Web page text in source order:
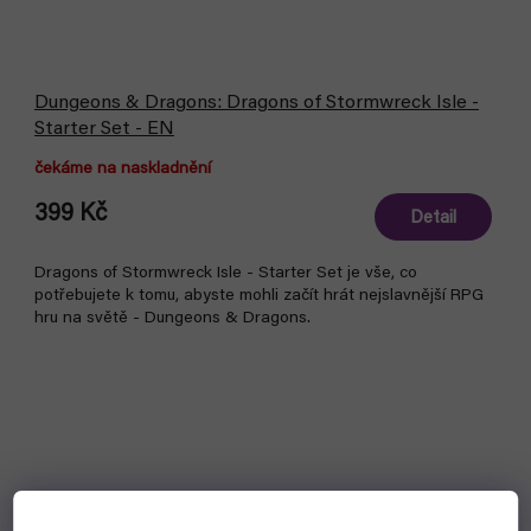
Dungeons & Dragons: Dragons of Stormwreck Isle -
Starter Set - EN
čekáme na naskladnění
399 Kč Detail
Dragons of Stormwreck Isle - Starter Set je vše, co
potřebujete k tomu, abyste mohli začít hrát nejslavnější RPG
hru na světě - Dungeons & Dragons.